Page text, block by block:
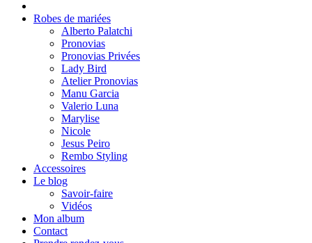
Robes de mariées
Alberto Palatchi
Pronovias
Pronovias Privées
Lady Bird
Atelier Pronovias
Manu Garcia
Valerio Luna
Marylise
Nicole
Jesus Peiro
Rembo Styling
Accessoires
Le blog
Savoir-faire
Vidéos
Mon album
Contact